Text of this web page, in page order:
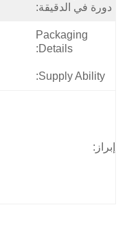
دورة في الدقيقة:
Packaging
Details:
Supply Ability:
إبراز: